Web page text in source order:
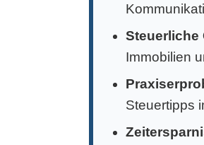
Steuerliche
Immobilien
Steuertipps